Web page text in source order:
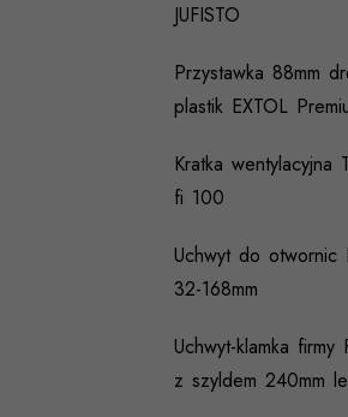
JUFISTO
Przystawka 88mm
plastik EXTOL
Kratka wentylacyjna
fi 100
Uchwyt do otwornic
32-168mm
Uchwyt-klamka firmy
z szyldem 240mm